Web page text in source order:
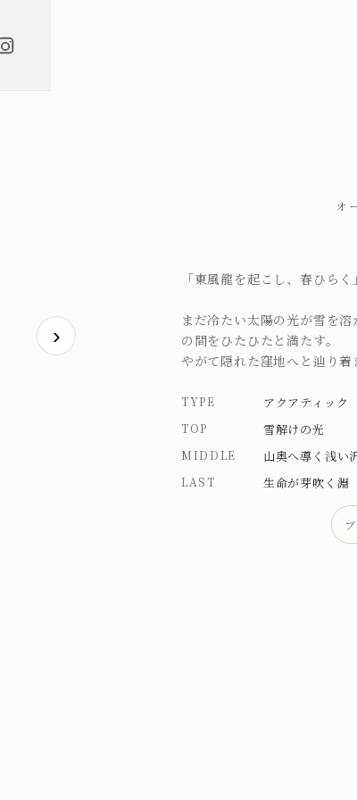
›
オ
「東風龍を起こし、春ひらく」
まだ冷たい太陽の光が雪を
の間をひたひたと満たす。
やがて隠れた窪地へと辿り着
TYPE アクアティック
TOP 雪解けの光
MIDDLE 山奥へ導く浅い
LAST 生命が芽吹く淵